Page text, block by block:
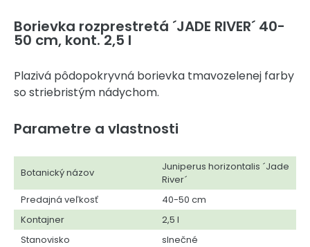
Borievka rozprestretá ´JADE RIVER´ 40-
50 cm, kont. 2,5 l
Plazivá pôdopokryvná borievka tmavozelenej farby
so striebristým nádychom.
Parametre a vlastnosti
Botanický názov
Juniperus horizontalis ´Jade
River´
Predajná veľkosť
40-50 cm
Kontajner
2,5 l
Stanovisko
slnečné